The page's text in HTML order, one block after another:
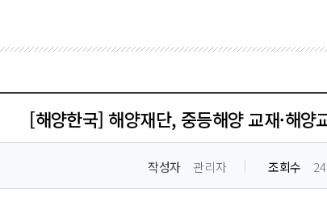
[해양한국] 해양재단, 중등해양 교재·해양
작성자 관리자 조회수